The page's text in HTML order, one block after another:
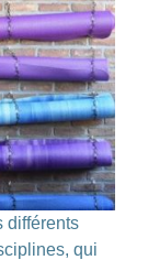
différents
qui